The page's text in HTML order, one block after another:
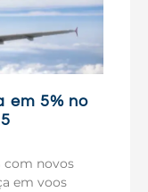
em 5% no
com novos
em voos